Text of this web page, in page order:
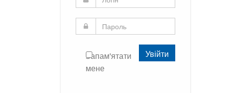
Запам'ятати
мене
Увійти